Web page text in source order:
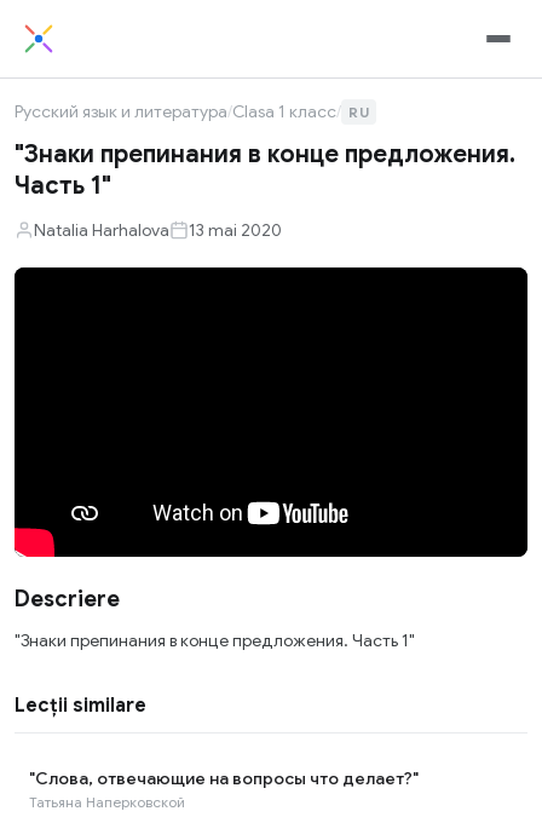
Русский язык и литература/Clasa 1 класс/ RU
"Знаки препинания в конце предложения.
Часть 1"
Natalia Harhalova 13 mai 2020
Descriere
"Знаки препинания в конце предложения. Часть 1"
Lecții similare
"Слова, отвечающие на вопросы что делает?"
Татьяна Наперковской